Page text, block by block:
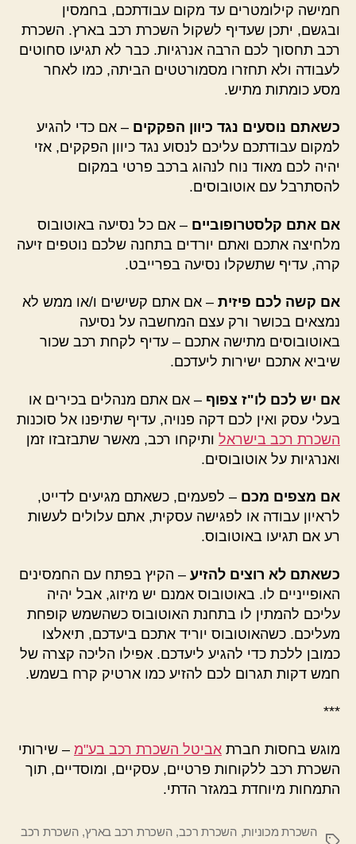
חמישה קילומטרים עד מקום עבודתכם, בחמסין
ובגשם, יתכן שעדיף לשקול השכרת רכב בארץ. השכרת
רכב תחסוך לכם הרבה אנרגיות. כבר לא תגיעו סחוטים
לעבודה ולא תחזרו מסמורטטים הביתה, כמו לאחר
מסע כומתות מתיש.
כשאתם נוסעים נגד כיוון הפקקים – אם כדי להגיע
למקום עבודתכם עליכם לנסוע נגד כיוון הפקקים, אזי
יהיה לכם מאוד נוח לנהוג ברכב פרטי במקום
להסתרבל עם אוטובוסים.
אם אתם קלסטרופוביים – אם כל נסיעה באוטובוס
מלחיצה אתכם ואתם יורדים בתחנה שלכם נוטפים זיעה
קרה, עדיף שתשקלו נסיעה בפרייבט.
אם קשה לכם פיזית – אם אתם קשישים ו/או ממש לא
נמצאים בכושר ורק עצם המחשבה על נסיעה
באוטובוסים מתישה אתכם – עדיף לקחת רכב שכור
שיביא אתכם ישירות ליעדכם.
אם יש לכם לו"ז צפוף – אם אתם מנהלים בכירים או
בעלי עסק ואין לכם דקה פנויה, עדיף שתיפנו אל סוכנות
השכרת רכב בישראל ותיקחו רכב, מאשר שתבזבזו זמן
ואנרגיות על אוטובוסים.
אם מצפים מכם – לפעמים, כשאתם מגיעים לדייט,
לראיון עבודה או לפגישה עסקית, אתם עלולים לעשות
רע אם תגיעו באוטובוס.
כשאתם לא רוצים להזיע – הקיץ בפתח עם החמסינים
האופייניים לו. באוטובוס אמנם יש מיזוג, אבל יהיה
עליכם להמתין לו בתחנת האוטובוס כשהשמש קופחת
מעליכם. כשהאוטובוס יוריד אתכם ביעדכם, תיאלצו
כמובן ללכת כדי להגיע ליעדכם. אפילו הליכה קצרה של
חמש דקות תגרום לכם להזיע כמו ארטיק קרח בשמש.
***
מוגש בחסות חברת אביטל השכרת רכב בע"מ – שירותי
השכרת רכב ללקוחות פרטיים, עסקיים, ומוסדיים, תוך
התמחות מיוחדת במגזר הדתי.
תגיות
השכרת מכוניות, השכרת רכב, השכרת רכב בארץ, השכרת רכב